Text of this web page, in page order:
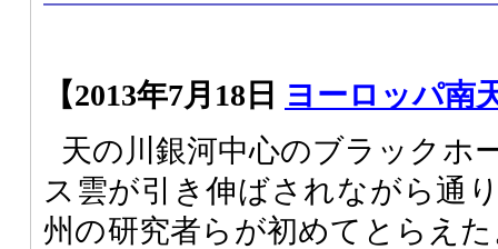
【2013年7月18日 ヨーロッパ南
天の川銀河中心のブラックホ
ス雲が引き伸ばされながら通
州の研究者らが初めてとらえ